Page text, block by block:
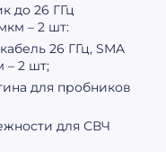
до 26 ГГц
– 2 шт:
26 ГГц, SMA
– 2 шт;
для пробников
для СВЧ